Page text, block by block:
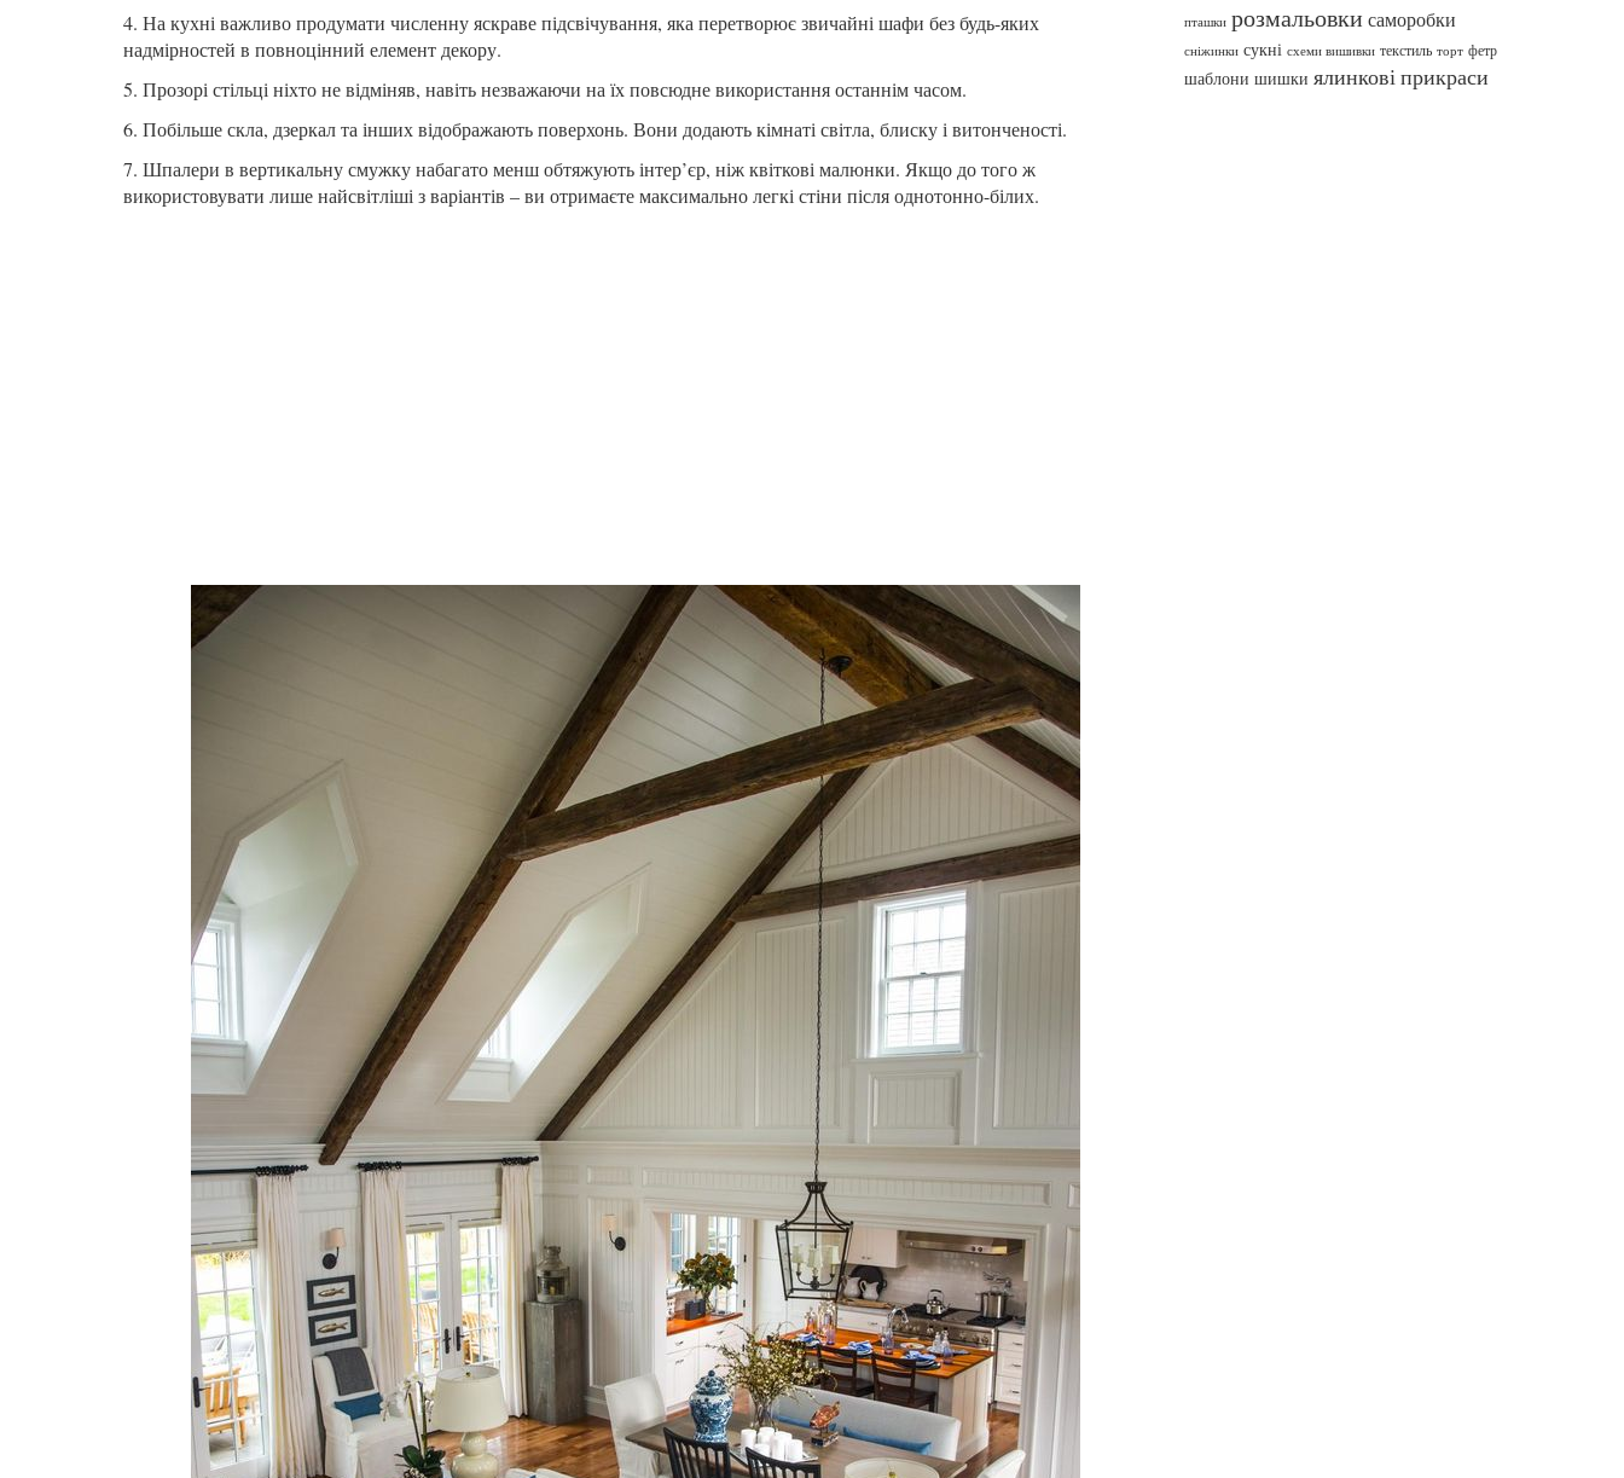
4. На кухні важливо продумати численну яскраве підсвічування, яка перетворює звичайні шафи без будь-яких
надмірностей в повноцінний елемент декору.
5. Прозорі стільці ніхто не відміняв, навіть незважаючи на їх повсюдне використання останнім часом.
6. Побільше скла, дзеркал та інших відображають поверхонь. Вони додають кімнаті світла, блиску і витонченості.
7. Шпалери в вертикальну смужку набагато менш обтяжують інтер’єр, ніж квіткові малюнки. Якщо до того ж
використовувати лише найсвітліші з варіантів – ви отримаєте максимально легкі стіни після однотонно-білих.
пташки розмальовки саморобки
сніжинки сукні схеми вишивки текстиль торт фетр
шаблони шишки ялинкові прикраси